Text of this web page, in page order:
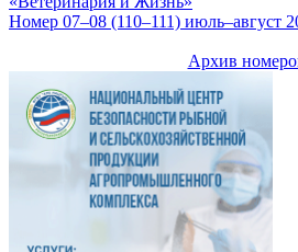
Номер 07–08 (110–111) июль–август
Архив